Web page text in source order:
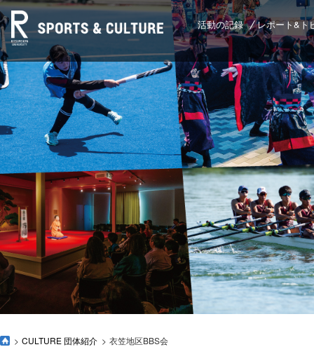
活動の記録 レポート&ト
CULTURE 団体紹介 衣笠地区BBS会